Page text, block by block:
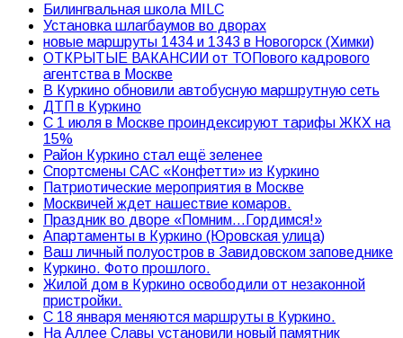
Билингвальная школа MILC
Установка шлагбаумов во дворах
новые маршруты 1434 и 1343 в Новогорск (Химки)
ОТКРЫТЫЕ ВАКАНСИИ от ТОПового кадрового
агентства в Москве
В Куркино обновили автобусную маршрутную сеть
ДТП в Куркино
С 1 июля в Москве проиндексируют тарифы ЖКХ на
15%
Район Куркино стал ещё зеленее
Спортсмены САС «Конфетти» из Куркино
Патриотические мероприятия в Москве
Москвичей ждет нашествие комаров.
Праздник во дворе «Помним…Гордимся!»
Апартаменты в Куркино (Юровская улица)
Ваш личный полуостров в Завидовском заповеднике
Куркино. Фото прошлого.
Жилой дом в Куркино освободили от незаконной
пристройки.
С 18 января меняются маршруты в Куркино.
На Аллее Славы установили новый памятник